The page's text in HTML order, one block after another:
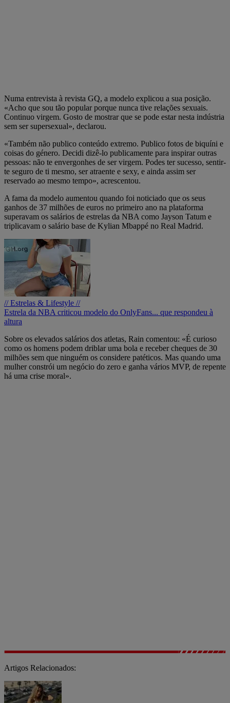
Numa entrevista à revista GQ, a modelo explicou a sua posição.
«Acho que sou tão popular porque nunca tive relações sexuais.
Continuo virgem. Gosto de mostrar que se pode estar nesta indústria
sem ser supersexual», declarou.
«Também não publico conteúdo extremo. Publico fotos de biquíni e
coisas do género. Decidi dizê-lo publicamente para inspirar outras
pessoas: não te envergonhes de ser virgem. Podes ter sucesso, sentir-
te seguro de ti mesmo, ser atraente e sexy, e ainda assim ser
reservado ao mesmo tempo», acrescentou.
A fama da modelo aumentou quando foi noticiado que os seus
ganhos de 37 milhões de euros no primeiro ano na plataforma
superavam os salários de estrelas da NBA como Jayson Tatum e
triplicavam o salário base de Kylian Mbappé no Real Madrid.
// Estrelas & Lifestyle //
Estrela da NBA criticou modelo do OnlyFans... que respondeu à
altura
Sobre os elevados salários dos atletas, Rain comentou: «É curioso
como os homens podem driblar uma bola e receber cheques de 30
milhões sem que ninguém os considere patéticos. Mas quando uma
mulher constrói um negócio do zero e ganha vários MVP, de repente
há uma crise moral».
Artigos Relacionados: